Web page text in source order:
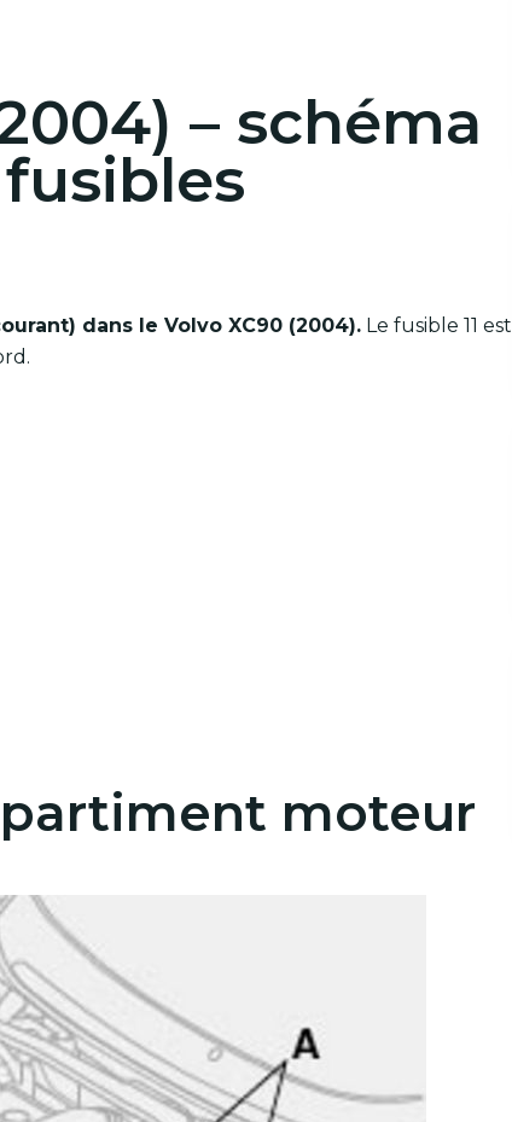
– schéma
dans le Volvo XC90 (2004). Le fusible 11 est
moteur